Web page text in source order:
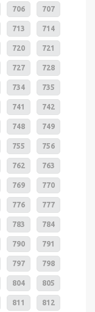
706 707
713 714
720 721
727 728
734 735
741 742
748 749
755 756
762 763
769 770
776 777
783 784
790 791
797 798
804 805
811 812